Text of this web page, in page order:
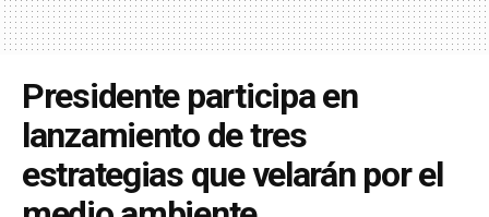
Presidente participa en
lanzamiento de tres
estrategias que velarán por el